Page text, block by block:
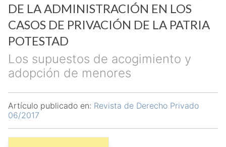
DE LA ADMINISTRACIÓN EN LOS
CASOS DE PRIVACIÓN DE LA PATRIA
POTESTAD
Los supuestos de acogimiento y
adopción de menores
Artículo publicado en: Revista de Derecho Privado
06/2017